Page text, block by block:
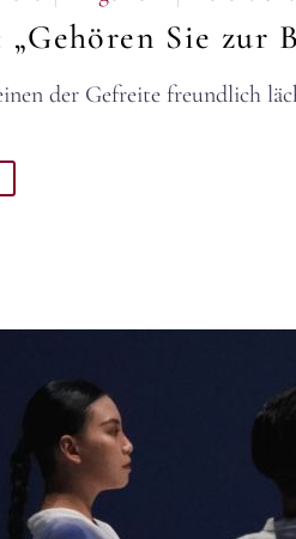
„Gehören Sie zur
der Gefreite freundlich